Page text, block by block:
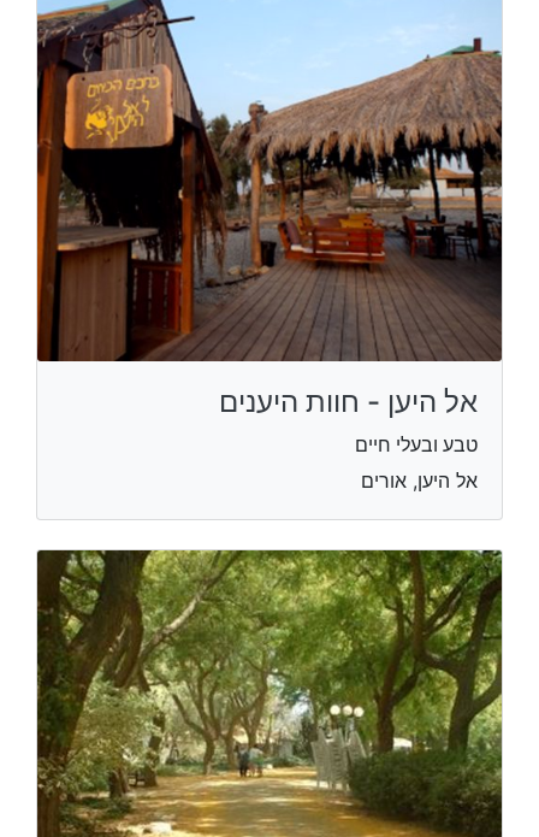
אל היען - חוות היענים
טבע ובעלי חיים
אל היען, אורים